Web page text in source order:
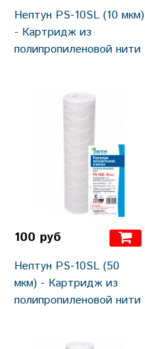
Нептун PS-10SL (10 мкм)
- Картридж из
полипропиленовой нити
100 руб
Нептун PS-10SL (50
мкм) - Картридж из
полипропиленовой нити